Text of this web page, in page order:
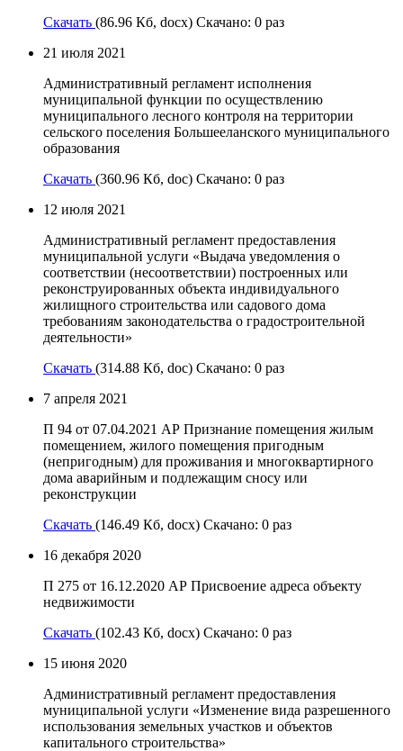
Скачать (86.96 Кб, docx) Скачано: 0 раз
21 июля 2021
Административный регламент исполнения
муниципальной функции по осуществлению
муниципального лесного контроля на территории
сельского поселения Большееланского муниципального
образования
Скачать (360.96 Кб, doc) Скачано: 0 раз
12 июля 2021
Административный регламент предоставления
муниципальной услуги «Выдача уведомления о
соответствии (несоответствии) построенных или
реконструированных объекта индивидуального
жилищного строительства или садового дома
требованиям законодательства о градостроительной
деятельности»
Скачать (314.88 Кб, doc) Скачано: 0 раз
7 апреля 2021
П 94 от 07.04.2021 АР Признание помещения жилым
помещением, жилого помещения пригодным
(непригодным) для проживания и многоквартирного
дома аварийным и подлежащим сносу или
реконструкции
Скачать (146.49 Кб, docx) Скачано: 0 раз
16 декабря 2020
П 275 от 16.12.2020 АР Присвоение адреса объекту
недвижимости
Скачать (102.43 Кб, docx) Скачано: 0 раз
15 июня 2020
Административный регламент предоставления
муниципальной услуги «Изменение вида разрешенного
использования земельных участков и объектов
капитального строительства»